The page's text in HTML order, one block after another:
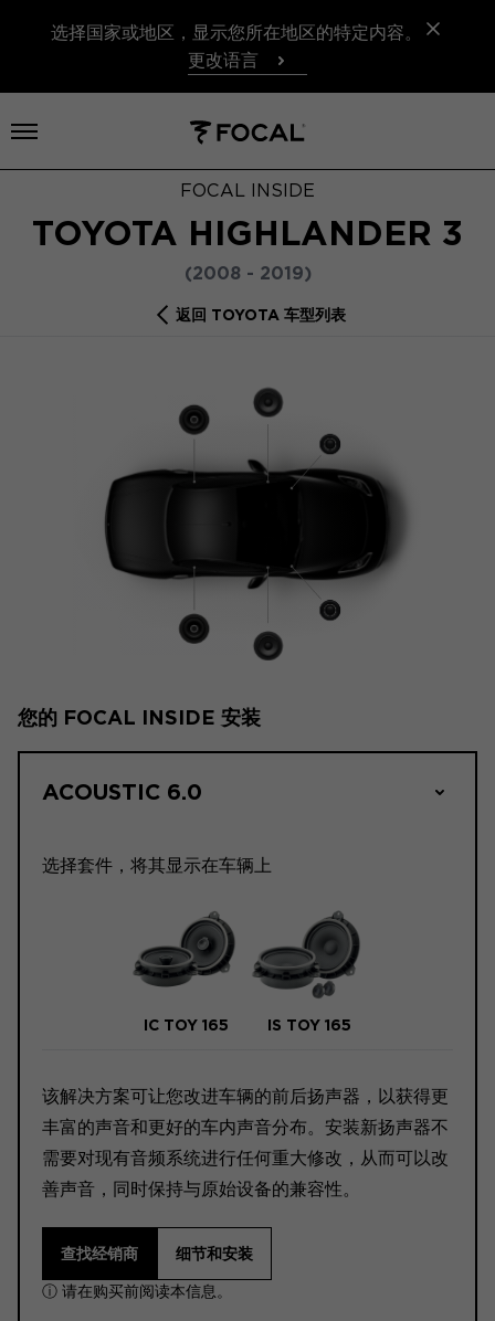
选择国家或地区，显示您所在地区的特定内容。
更改语言
打开菜单
FOCAL INSIDE
TOYOTA HIGHLANDER 3
(2008 - 2019)
返回 TOYOTA 车型列表
您的 FOCAL INSIDE 安装
ACOUSTIC 6.0
选择套件，将其显示在车辆上
IC TOY 165 IS TOY 165
该解决方案可让您改进车辆的前后扬声器，以获得更
丰富的声音和更好的车内声音分布。安装新扬声器不
需要对现有音频系统进行任何重大修改，从而可以改
善声音，同时保持与原始设备的兼容性。
查找经销商 细节和安装
ⓘ 请在购买前阅读本信息。